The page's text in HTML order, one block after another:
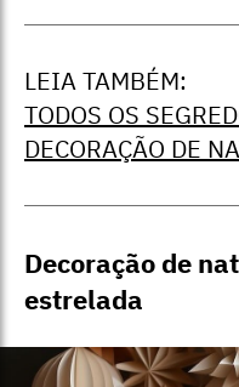
LEIA TAMBÉM:
TODOS OS
DECORAÇÃO DE
Decoração de
estrelada